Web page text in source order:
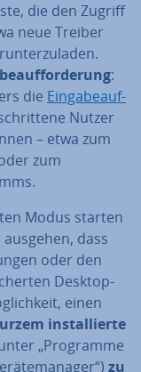
die den Zugriff
neue Treiber
:
die Ein­ga­be­auf­
Nutzer
– etwa zum
zum
Modus starten
dass
oder den
Desktop-
einen
in­stal­lier­te
„Programme
zu